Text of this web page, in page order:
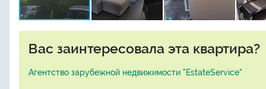
Вас заинтересовала эта квартира?
Агентство зарубежной недвижимости "EstateService"